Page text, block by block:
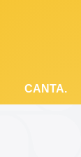
CANTA.